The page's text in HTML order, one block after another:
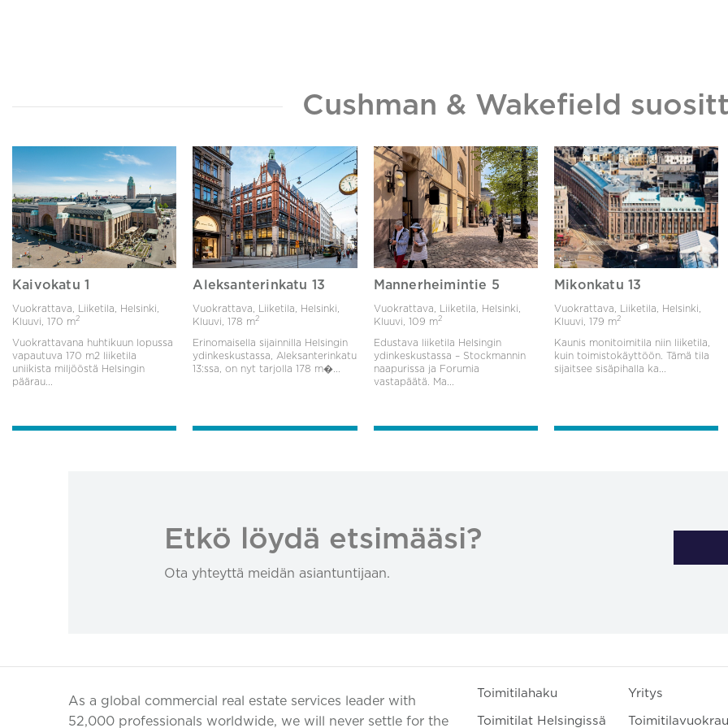
Cushman & Wakefield
Kaivokatu 1
Vuokrattava, Liiketila, Helsinki,
Kluuvi, 170 m2
Vuokrattavana huhtikuun lopussa
vapautuva 170 m2 liiketila
uniikista miljööstä Helsingin
päärau...
Aleksanterinkatu 13
Vuokrattava, Liiketila, Helsinki,
Kluuvi,178 m2
Erinomaisella sijainnilla Helsingin
ydinkeskustassa, Aleksanterinkatu
13:ssa, on nyt tarjolla 178 m�...
Mannerheimintie 5
Vuokrattava, Liiketila, Helsinki,
Kluuvi, 109 m2
Edustava liiketila Helsingin
ydinkeskustassa – Stockmannin
naapurissa ja Forumia
vastapäätä. Ma...
Mikonkatu 13
Vuokrattava, Liiketila, Helsinki,
Kluuvi, 179 m2
Kaunis monitoimitila niin liiketila,
kuin toimistokäyttöön. Tämä tila
sijaitsee sisäpihalla ka...
Etkö löydä etsimääsi?
Ota yhteyttä meidän asiantuntijaan.
As a global commercial real estate services leader with
52,000 professionals worldwide, we will never settle for the
Toimitilahaku
Toimitilat Helsingissä
Yritys